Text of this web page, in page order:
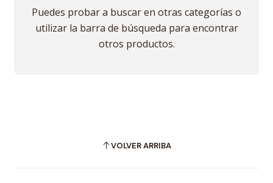
Puedes probar a buscar en otras categorías o
utilizar la barra de búsqueda para encontrar
otros productos.
VOLVER ARRIBA